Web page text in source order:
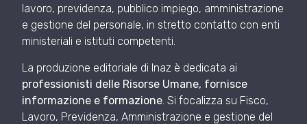
lavoro, previdenza, pubblico impiego, amministrazione
e gestione del personale, in stretto contatto con enti
ministeriali e istituti competenti.
La produzione editoriale di Inaz è dedicata ai
professionisti delle Risorse Umane, fornisce
informazione e formazione . Si focalizza su Fisco,
Lavoro, Previdenza, Amministrazione e gestione del